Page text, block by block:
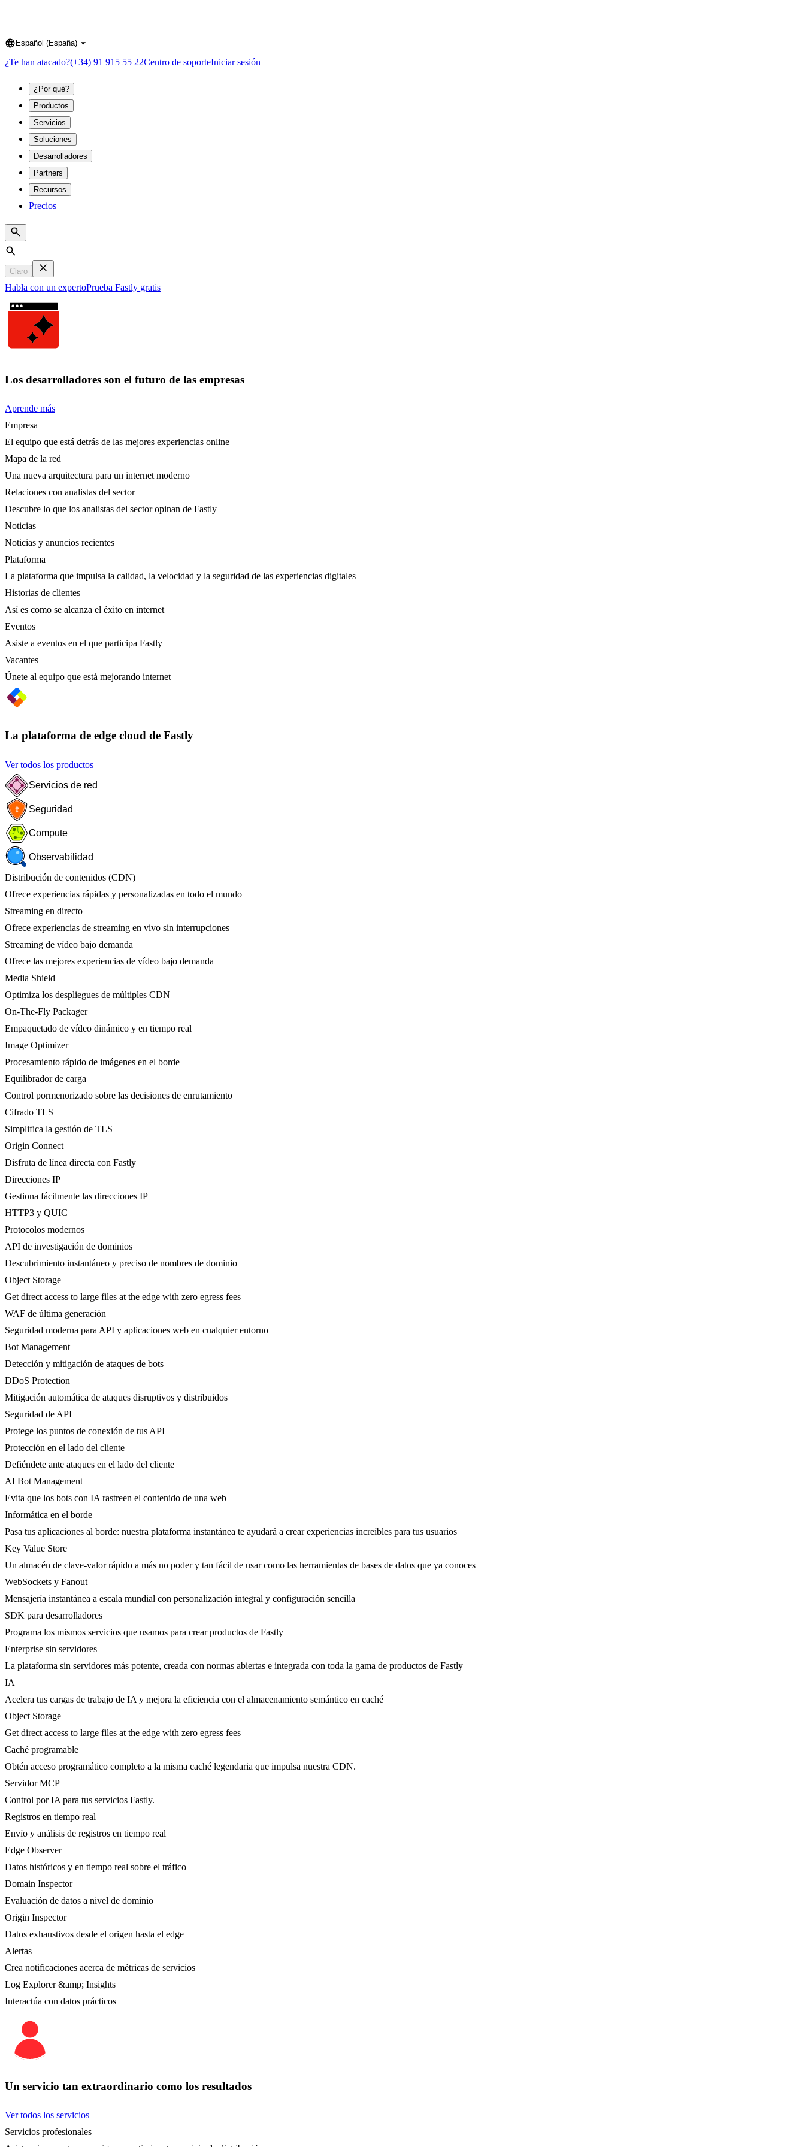
Language
Español (España)
¿Te han atacado?(+34) 91 915 55 22Centro de soporteIniciar sesión
¿Por qué?
Productos
Servicios
Soluciones
Desarrolladores
Partners
Recursos
Precios
Search
Claro
Habla con un expertoPrueba Fastly gratis
Los desarrolladores son el futuro de las empresas
Aprende más
Empresa
El equipo que está detrás de las mejores experiencias online
Mapa de la red
Una nueva arquitectura para un internet moderno
Relaciones con analistas del sector
Descubre lo que los analistas del sector opinan de Fastly
Noticias
Noticias y anuncios recientes
Plataforma
La plataforma que impulsa la calidad, la velocidad y la seguridad de las experiencias digitales
Historias de clientes
Así es como se alcanza el éxito en internet
Eventos
Asiste a eventos en el que participa Fastly
Vacantes
Únete al equipo que está mejorando internet
La plataforma de edge cloud de Fastly
Ver todos los productos
Servicios de red
Seguridad
Compute
Observabilidad
Distribución de contenidos (CDN)
Ofrece experiencias rápidas y personalizadas en todo el mundo
Streaming en directo
Ofrece experiencias de streaming en vivo sin interrupciones
Streaming de vídeo bajo demanda
Ofrece las mejores experiencias de vídeo bajo demanda
Media Shield
Optimiza los despliegues de múltiples CDN
On-The-Fly Packager
Empaquetado de vídeo dinámico y en tiempo real
Image Optimizer
Procesamiento rápido de imágenes en el borde
Equilibrador de carga
Control pormenorizado sobre las decisiones de enrutamiento
Cifrado TLS
Simplifica la gestión de TLS
Origin Connect
Disfruta de línea directa con Fastly
Direcciones IP
Gestiona fácilmente las direcciones IP
HTTP3 y QUIC
Protocolos modernos
API de investigación de dominios
Descubrimiento instantáneo y preciso de nombres de dominio
Object Storage
Get direct access to large files at the edge with zero egress fees
WAF de última generación
Seguridad moderna para API y aplicaciones web en cualquier entorno
Bot Management
Detección y mitigación de ataques de bots
DDoS Protection
Mitigación automática de ataques disruptivos y distribuidos
Seguridad de API
Protege los puntos de conexión de tus API
Protección en el lado del cliente
Defiéndete ante ataques en el lado del cliente
AI Bot Management
Evita que los bots con IA rastreen el contenido de una web
Informática en el borde
Pasa tus aplicaciones al borde: nuestra plataforma instantánea te ayudará a crear experiencias increíbles para tus usuarios
Key Value Store
Un almacén de clave-valor rápido a más no poder y tan fácil de usar como las herramientas de bases de datos que ya conoces
WebSockets y Fanout
Mensajería instantánea a escala mundial con personalización integral y configuración sencilla
SDK para desarrolladores
Programa los mismos servicios que usamos para crear productos de Fastly
Enterprise sin servidores
La plataforma sin servidores más potente, creada con normas abiertas e integrada con toda la gama de productos de Fastly
IA
Acelera tus cargas de trabajo de IA y mejora la eficiencia con el almacenamiento semántico en caché
Object Storage
Get direct access to large files at the edge with zero egress fees
Caché programable
Obtén acceso programático completo a la misma caché legendaria que impulsa nuestra CDN.
Servidor MCP
Control por IA para tus servicios Fastly.
Registros en tiempo real
Envío y análisis de registros en tiempo real
Edge Observer
Datos históricos y en tiempo real sobre el tráfico
Domain Inspector
Evaluación de datos a nivel de dominio
Origin Inspector
Datos exhaustivos desde el origen hasta el edge
Alertas
Crea notificaciones acerca de métricas de servicios
Log Explorer &amp; Insights
Interactúa con datos prácticos
Un servicio tan extraordinario como los resultados
Ver todos los servicios
Servicios profesionales